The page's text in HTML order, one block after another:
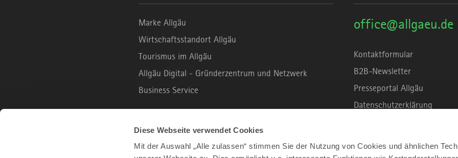
Diese Webseite verwendet Cookies
Mit der Auswahl „Alle zulassen“ stimmen Sie der Nutzung von Cookies und ähnlichen
Marke Allgäu
Wirtschaftsstandort Allgäu
Tourismus im Allgäu
Allgäu Digital - Gründerzentrum und Netzwerk
Business Service
B2C PORTAL
office@allgaeu.de
Kontaktformular
B2B-Newsletter
Presseportal Allgäu
Datenschutzerklärung
Unsere Haltung zu